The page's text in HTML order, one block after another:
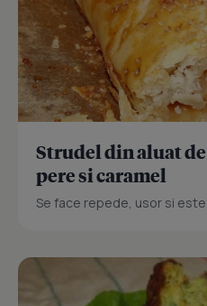
Strudel din aluat de
pere si caramel
Se face repede, usor si